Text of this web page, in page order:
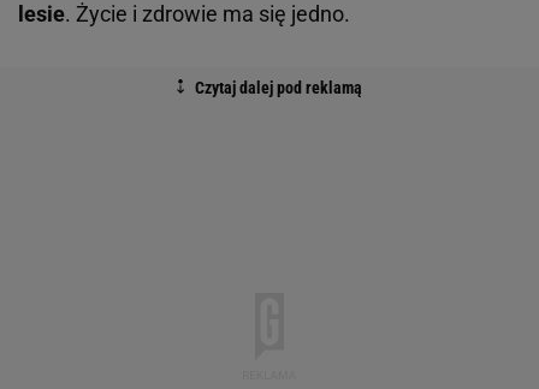
lesie. Życie i zdrowie ma się jedno.